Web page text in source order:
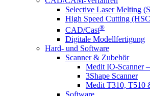
Selective Laser Melting
High Speed Cutting
CAD/Cast®
Digitale Modellfertigung
Hard- und Software
Scanner & Zubehör
Medit IO-Scanner
3Shape Scanner
Medit T310, T510